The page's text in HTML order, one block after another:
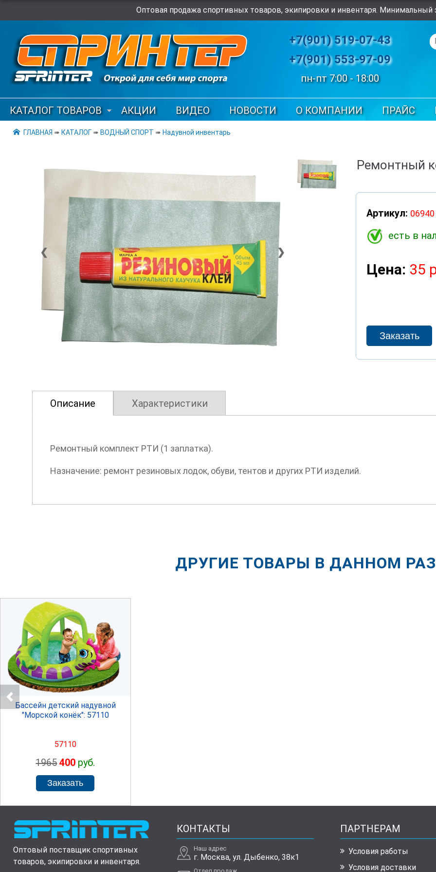
Оптовая продажа спортивных товаров, экипировки и инвентаря. Минимальный
+7(901) 519-07-43
+7(901) 553-97-09
пн-пт 7:00 - 18:00
КАТАЛОГ ТОВАРОВ АКЦИИ ВИДЕО НОВОСТИ О КОМПАНИИ ПРАЙС
ГЛАВНАЯ ➠ КАТАЛОГ➠ ВОДНЫЙ СПОРТ ➠ Надувной инвентарь
❮ ❯
Ремонтный
Артикул: 06940
есть в
Цена: 35
Описание Характеристики
Ремонтный комплект РТИ (1 заплатка).
Назначение: ремонт резиновых лодок, обуви, тентов и других РТИ изделий.
ДРУГИЕ ТОВАРЫ В ДАННОМ
SPRINTER
Бассейн детский надувной
"Морской конёк": 57110
57110
1965 400 руб.
Оптовый поставщик спортивных
товаров, экипировки и инвентаря.
КОНТАКТЫ
Наш адрес
г. Москва, ул. Дыбенко, 38к1
ПАРТНЕРАМ
Условия работы
Условия доставки